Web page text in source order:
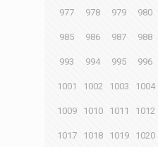
977 978 979 980
985 986 987 988
993 994 995 996
1001 1002 1003 1004
1009 1010 1011 1012
1017 1018 1019 1020